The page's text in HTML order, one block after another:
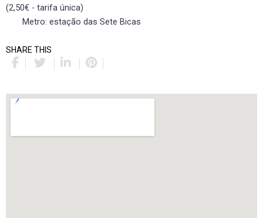
(2,50€ - tarifa única)
Metro: estação das Sete Bicas
SHARE THIS